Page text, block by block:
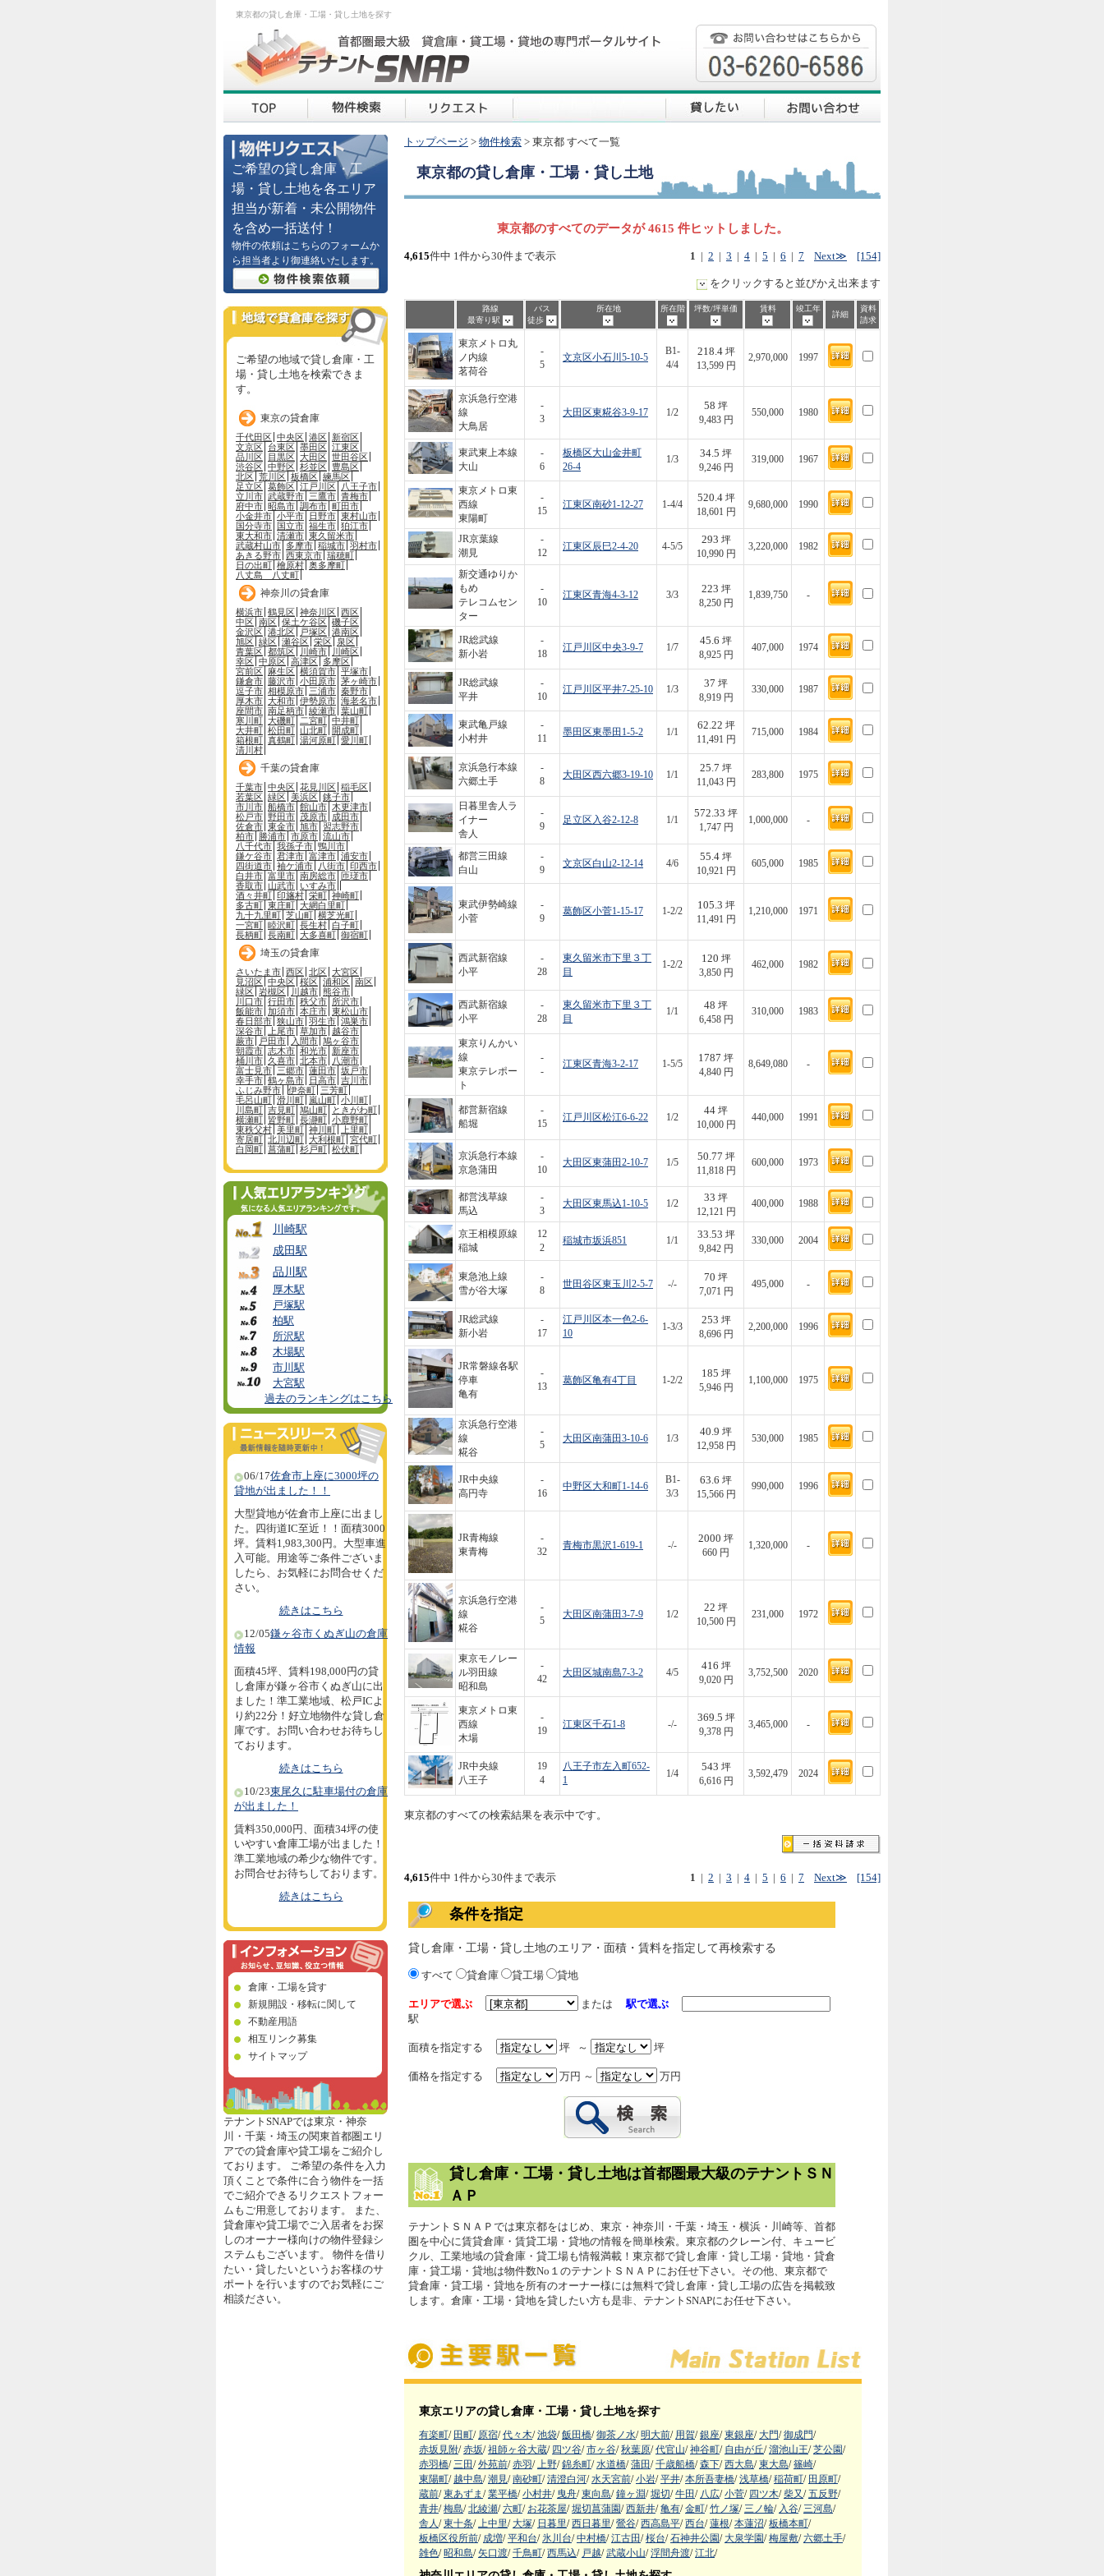
東京都の貸し倉庫・工場・貸し土地を探す
ご希望の貸し倉庫・工
場・貸し土地を各エリア
担当が新着・未公開物件
を含め一括送付！
物件の依頼はこちらのフォームか
ら担当者より御連絡いたします。
ご希望の地域で貸し倉庫・工
場・貸し土地を検索できま
す。
東京の貸倉庫
千代田区 中央区 港区 新宿区
文京区 台東区 墨田区 江東区
品川区 目黒区 大田区 世田谷区
渋谷区 中野区 杉並区 豊島区
北区 荒川区 板橋区 練馬区
足立区 葛飾区 江戸川区
八王子市
立川市 武蔵野市 三鷹市 青梅市
府中市 昭島市 調布市 町田市
小金井市 小平市 日野市 東村山市
国分寺市
国立市 福生市 狛江市
東大和市 清瀬市 東久留米市
武蔵村山市 多摩市 稲城市 羽村市
あきる野市 西東京市 瑞穂町
日の出町 檜原村 奥多摩町
八丈島 八丈町
神奈川の貸倉庫
横浜市 鶴見区 神奈川区 西区
中区 南区 保土ケ谷区 磯子区
金沢区 港北区 戸塚区 港南区
旭区 緑区 瀬谷区 栄区 泉区
青葉区 都筑区 川崎市
川崎区
幸区 中原区 高津区 多摩区
宮前区 麻生区 横須賀市 平塚市
鎌倉市 藤沢市 小田原市 茅ヶ崎市
逗子市 相模原市 三浦市 秦野市
厚木市 大和市 伊勢原市 海老名市
座間市 南足柄市 綾瀬市 葉山町
寒川町 大磯町 二宮町 中井町
大井町 松田町 山北町 開成町
箱根町 真鶴町 湯河原町 愛川町
清川村
千葉の貸倉庫
千葉市 中央区 花見川区 稲毛区
若葉区 緑区 美浜区 銚子市
市川市 船橋市 館山市 木更津市
松戸市 野田市 茂原市 成田市
佐倉市 東金市 旭市 習志野市
柏市 勝浦市 市原市 流山市
八千代市 我孫子市 鴨川市
鎌ケ谷市 君津市 富津市 浦安市
四街道市 袖ケ浦市 八街市 印西市
白井市 富里市 南房総市 匝瑳市
香取市 山武市 いすみ市
酒々井町 印旛村 栄町 神崎町
多古町 東庄町 大網白里町
九十九里町 芝山町 横芝光町
一宮町 睦沢町 長生村 白子町
長柄町 長南町 大多喜町 御宿町
埼玉の貸倉庫
さいたま市 西区 北区 大宮区
見沼区 中央区 桜区 浦和区 南区
緑区 岩槻区 川越市 熊谷市
川口市 行田市 秩父市 所沢市
飯能市 加須市 本庄市 東松山市
春日部市 狭山市 羽生市 鴻巣市
深谷市
上尾市 草加市 越谷市
蕨市
戸田市 入間市 鳩ヶ谷市
朝霞市 志木市 和光市 新座市
桶川市 久喜市 北本市
八潮市
富士見市 三郷市 蓮田市 坂戸市
幸手市 鶴ヶ島市 日高市 吉川市
ふじみ野市
伊奈町 三芳町
毛呂山町 滑川町 嵐山町 小川町
川島町 吉見町 鳩山町
ときがわ町
横瀬町 皆野町 長瀞町 小鹿野町
東秩父村 美里町 神川町
上里町
寄居町 北川辺町 大利根町 宮代町
白岡町 菖蒲町 杉戸町 松伏町
川崎駅
成田駅
品川駅
厚木駅
戸塚駅
柏駅
所沢駅
木場駅
市川駅
大宮駅
過去のランキングはこちら
06/17佐倉市上座に3000坪の
貸地が出ました！！
大型貸地が佐倉市上座に出まし
た。四街道IC至近！！面積3000
坪。賃料1,983,300円。大型車進
入可能。用途等ご条件ございま
したら、お気軽にお問合せくだ
さい。
続きはこちら
12/05鎌ヶ谷市くぬぎ山の倉庫
情報
面積45坪、賃料198,000円の貸
し倉庫が鎌ヶ谷市くぬぎ山に出
ました！準工業地域、松戸ICよ
り約22分！好立地物件な貸し倉
庫です。お問い合わせお待ちし
ております。
続きはこちら
10/23東尾久に駐車場付の倉庫
が出ました！
賃料350,000円、面積34坪の使
いやすい倉庫工場が出ました！
準工業地域の希少な物件です。
お問合せお待ちしております。
続きはこちら
倉庫・工場を貸す
新規開設・移転に関して
不動産用語
相互リンク募集
サイトマップ
テナントSNAPでは東京・神奈
川・千葉・埼玉の関東首都圏エリ
アでの貸倉庫や貸工場をご紹介し
ております。 ご希望の条件を入力
頂くことで条件に合う物件を一括
でご紹介できるリクエストフォー
ムもご用意しております。 また、
貸倉庫や貸工場でご入居者をお探
しのオーナー様向けの物件登録シ
ステムもございます。 物件を借り
たい・貸したいというお客様のサ
ポートを行いますのでお気軽にご
相談ださい。
トップページ > 物件検索 > 東京都 すべて一覧
東京都の貸し倉庫・工場・貸し土地
東京都のすべてのデータが 4615 件ヒットしました。
1 2 3 4 5 6 7 Next≫ [154]
4,615件中 1件から30件まで表示
をクリックすると並びかえ出来ます
路線
最寄り駅
バス
徒歩
所在地 所在階 坪数/坪単価 賃料 竣工年
詳細
資料
請求
東京メトロ丸
ノ内線
茗荷谷
-
5
文京区小石川5-10-5
B1-
4/4
218.4坪
13,599 円
2,970,000 1997
京浜急行空港
線
大鳥居
-
3
大田区東糀谷3-9-17 1/2
58 坪
9,483 円
550,000 1980
東武東上本線
大山
-
6
板橋区大山金井町
26-4
1/3
34.5 坪
9,246 円
319,000 1967
東京メトロ東
西線
東陽町
-
15
江東区南砂1-12-27 1-4/4
520.4坪
18,601 円
9,680,000 1990
JR京葉線
潮見
-
12
江東区辰巳2-4-20 4-5/5
293 坪
10,990 円
3,220,000 1982
新交通ゆりか
もめ
テレコムセン
ター
-
10
江東区青海4-3-12 3/3
223 坪
8,250 円
1,839,750 -
JR総武線
新小岩
-
18
江戸川区中央3-9-7 1/7
45.6 坪
8,925 円
407,000 1974
JR総武線
平井
-
10
江戸川区平井7-25-10 1/3
37 坪
8,919 円
330,000 1987
東武亀戸線
小村井
-
11
墨田区東墨田1-5-2 1/1
62.22 坪
11,491 円
715,000 1984
京浜急行本線
六郷土手
-
8
大田区西六郷3-19-10 1/1
25.7 坪
11,043 円
283,800 1975
日暮里舎人ラ
イナー
舎人
-
9
足立区入谷2-12-8 1/1
572.33 坪
1,747 円
1,000,000 -
都営三田線
白山
-
9
文京区白山2-12-14 4/6
55.4 坪
10,921 円
605,000 1985
東武伊勢崎線
小菅
-
9
葛飾区小菅1-15-17 1-2/2
105.3 坪
11,491 円
1,210,000 1971
西武新宿線
小平
-
28
東久留米市下里３丁
目
1-2/2
120 坪
3,850 円
462,000 1982
西武新宿線
小平
-
28
東久留米市下里３丁
目
1/1
48 坪
6,458 円
310,000 1983
東京りんかい
線
東京テレポー
ト
-
-
江東区青海3-2-17 1-5/5
1787 坪
4,840 円
8,649,080 -
都営新宿線
船堀
-
15
江戸川区松江6-6-22 1/2
44 坪
10,000 円
440,000 1991
京浜急行本線
京急蒲田
-
10
大田区東蒲田2-10-7 1/5
50.77 坪
11,818 円
600,000 1973
都営浅草線
馬込
-
3
大田区東馬込1-10-5 1/2
33 坪
12,121 円
400,000 1988
京王相模原線
稲城
12
2
稲城市坂浜851 1/1
33.53 坪
9,842 円
330,000 2004
東急池上線
雪が谷大塚
-
8
世田谷区東玉川2-5-7 -/-
70 坪
7,071 円
495,000 -
JR総武線
新小岩
-
17
江戸川区本一色2-6-
10
1-3/3
253 坪
8,696 円
2,200,000 1996
JR常磐線各駅
停車
亀有
-
13
葛飾区亀有4丁目 1-2/2
185 坪
5,946 円
1,100,000 1975
京浜急行空港
線
糀谷
-
5
大田区南蒲田3-10-6 1/3
40.9 坪
12,958 円
530,000 1985
JR中央線
高円寺
-
16
中野区大和町1-14-6
B1-
3/3
63.6 坪
15,566 円
990,000 1996
JR青梅線
東青梅
-
32
青梅市黒沢1-619-1 -/-
2000 坪
660 円
1,320,000 -
京浜急行空港
線
糀谷
-
5
大田区南蒲田3-7-9 1/2
22 坪
10,500 円
231,000 1972
東京モノレー
ル羽田線
昭和島
-
42
大田区城南島7-3-2 4/5
416 坪
9,020 円
3,752,500 2020
東京メトロ東
西線
木場
-
19
江東区千石1-8 -/-
369.5 坪
9,378 円
3,465,000 -
JR中央線
八王子
19
4
八王子市左入町652-
1
1/4
543 坪
6,616 円
3,592,479 2024
東京都のすべての検索結果を表示中です。
1 2 3 4 5 6 7 Next≫ [154]
4,615件中 1件から30件まで表示
条件を指定
貸し倉庫・工場・貸し土地のエリア・面積・賃料を指定して再検索する
すべて 貸倉庫 貸工場 貸地
エリアで選ぶ または
駅で選ぶ
駅
面積を指定する 坪 ～ 坪
価格を指定する 万円 ～ 万円
貸し倉庫・工場・貸し土地は首都圏最大級のテナントＳＮ
ＡＰ
テナントＳＮＡＰでは東京都をはじめ、東京・神奈川・千葉・埼玉・横浜・川崎等、首都
圏を中心に賃貸倉庫・賃貸工場・貸地の情報を簡単検索。東京都のクレーン付、キュービ
クル、工業地域の貸倉庫・貸工場も情報満載！東京都で貸し倉庫・貸し工場・貸地・貸倉
庫・貸工場・貸地は物件数No１のテナントＳＮＡＰにお任せ下さい。その他、東京都で
貸倉庫・貸工場・貸地を所有のオーナー様には無料で貸し倉庫・貸し工場の広告を掲載致
します。倉庫・工場・貸地を貸したい方も是非、テナントSNAPにお任せ下さい。
東京エリアの貸し倉庫・工場・貸し土地を探す
有楽町/ 田町/ 原宿/ 代々木/ 池袋/ 飯田橋/ 御茶ノ水/ 明大前/ 用賀/ 銀座/ 東銀座/ 大門/ 御成門/
赤坂見附/ 赤坂/ 祖師ヶ谷大蔵/ 四ツ谷/ 市ヶ谷/ 秋葉原/ 代官山/ 神谷町/ 自由が丘/ 溜池山王/ 芝公園/
赤羽橋/ 三田/ 外苑前/ 赤羽/ 上野/ 錦糸町/ 水道橋/ 蒲田/ 千歳船橋/ 森下/ 西大島/ 東大島/ 篠崎/
東陽町/ 越中島/ 潮見/ 南砂町/ 清澄白河/ 水天宮前/ 小岩/ 平井/ 本所吾妻橋/ 浅草橋/ 稲荷町/ 田原町/
蔵前/ 東あずま / 業平橋/ 小村井/ 曳舟/ 東向島/ 鐘ヶ淵/ 堀切/ 牛田/ 八広/ 小菅/ 四ツ木/ 柴又/ 五反野/
青井/ 梅島/ 北綾瀬/ 六町/ お花茶屋/ 堀切菖蒲園/ 西新井/ 亀有/ 金町/ 竹ノ塚/ 三ノ輪/ 入谷/ 三河島/
舎人/ 東十条/ 上中里/ 大塚/ 日暮里/ 西日暮里/ 鶯谷/ 西高島平/ 西台/ 蓮根/ 本蓮沼/ 板橋本町/
板橋区役所前/ 成増/ 平和台/ 氷川台/ 中村橋/ 江古田/ 桜台/ 石神井公園/ 大泉学園/ 梅屋敷/ 六郷土手/
雑色/ 昭和島/ 矢口渡/ 千鳥町/ 西馬込/ 戸越/ 武蔵小山/ 浮間舟渡/ 江北/